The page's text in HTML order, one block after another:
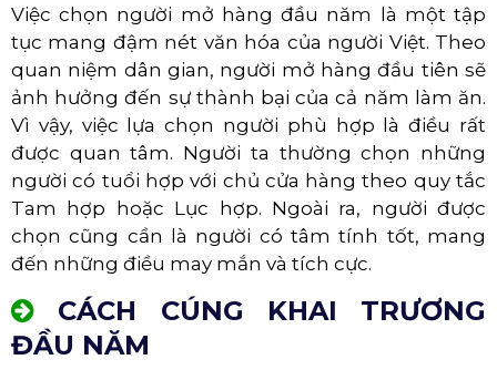
Việc chọn người mở hàng đầu năm là một tập
tục mang đậm nét văn hóa của người Việt. Theo
quan niệm dân gian, người mở hàng đầu tiên sẽ
ảnh hưởng đến sự thành bại của cả năm làm ăn.
Vì vậy, việc lựa chọn người phù hợp là điều rất
được quan tâm. Người ta thường chọn những
người có tuổi hợp với chủ cửa hàng theo quy tắc
Tam hợp hoặc Lục hợp. Ngoài ra, người được
chọn cũng cần là người có tâm tính tốt, mang
đến những điều may mắn và tích cực.
CÁCH CÚNG KHAI TRƯƠNG
ĐẦU NĂM